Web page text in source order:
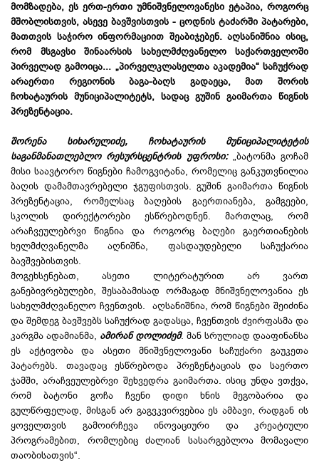
მომზადება, ეს ერთ-ერთი უმნიშვნელოვანესი ეტაპია, როგორც
მშობლისთვის, ასევე ბავშვისთვის - ცოდნის ტაძარში პატარები,
მათთვის საჭირო ინფორმაციით შეაბიჯებენ. აღსანიშნია ისიც,
რომ მსგავსი შინაარსის სახელმძღვანელო საქართველოში
პირველად გამოიცა... „პირველკლასელთა აკადემია“ საჩუქრად
არაერთი რეგიონის ბაგა-ბაღს გადაეცა, მათ შორის
ჩოხატაურის მუნიციპალიტეტს, სადაც გუშინ გაიმართა წიგნის
პრეზენტაცია.
შორენა სიხარულიძე, ჩოხატაურის მუნიციპალიტეტის
საგანმანათლებლო რესურსცენტრის უფროსი:„ბატონმა გოჩამ
მისი საავტორო წიგნები ჩამოგვიტანა, რომელიც განკუთვნილია
ბაღის დამამთავრებელი ჯგუფისთვის. გუშინ გაიმართა წიგნის
პრეზენტაცია, რომელსაც ბაღების გაერთიანება, გამგეები,
სკოლის დირექტორები ესწრებოდნენ. მართლაც, რომ
არაჩვეულებრვი წიგნია და როგორც ბაღები გაერთიანების
ხელმძღვანელმა აღნიშნა, ფასდაუდებელი საჩუქარია
ბავშვებისთვის.
მოგეხსენებათ, ასეთი ლიტერატურით არ ვართ
განებივრებულები, შესაბამისად ორმაგად მნიშვნელოვანია ეს
სახელმძღვანელო ჩვენთვის. აღსანიშნია, რომ წიგნები შეიძინა
და შემდეგ ბავშვებს საჩუქრად გადასცა, ჩვენთვის ძვირფასმა და
კარგმა ადამიანმა, ამირან დოლიძემ. მან სრულიად დააფინანსა
ეს აქტივობა და ასეთი მნიშვნელოვანი საჩუქარი გაუკეთა
პატარებს. თავადაც ესწრებოდა პრეზენტაციას და საერთო
ჯამში, არაჩვეულებრვი შეხვედრა გაიმართა. ისიც უნდა ვთქვა,
რომ ბატონი გოჩა ჩვენი დიდი ხნის მეგობარია და
გულწრფელად, მისგან არ გაგვკვირვებია ეს ამბავი, რადგან ის
ყოველთვის გამოირჩევა ინოვაციური და კრეატიული
პროგრამებით, რომლებიც ძალიან სასარგებლოა მომავალი
თაობისათვის“.